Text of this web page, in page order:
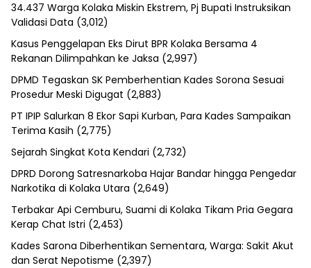
34.437 Warga Kolaka Miskin Ekstrem, Pj Bupati Instruksikan
Validasi Data (3,012)
Kasus Penggelapan Eks Dirut BPR Kolaka Bersama 4
Rekanan Dilimpahkan ke Jaksa (2,997)
DPMD Tegaskan SK Pemberhentian Kades Sorona Sesuai
Prosedur Meski Digugat (2,883)
PT IPIP Salurkan 8 Ekor Sapi Kurban, Para Kades Sampaikan
Terima Kasih (2,775)
Sejarah Singkat Kota Kendari (2,732)
DPRD Dorong Satresnarkoba Hajar Bandar hingga Pengedar
Narkotika di Kolaka Utara (2,649)
Terbakar Api Cemburu, Suami di Kolaka Tikam Pria Gegara
Kerap Chat Istri (2,453)
Kades Sarona Diberhentikan Sementara, Warga: Sakit Akut
dan Serat Nepotisme (2,397)